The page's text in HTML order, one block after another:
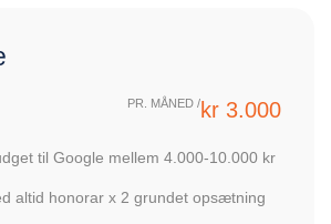
kr 3.000
PR. MÅNED /
til Google mellem 4.000-10.000 kr
altid honorar x 2 grundet opsætning